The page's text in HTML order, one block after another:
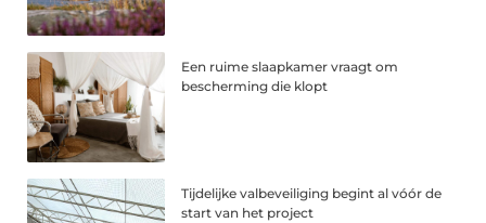
Een ruime slaapkamer vraagt om
bescherming die klopt
Tijdelijke valbeveiliging begint al vóór de
start van het project